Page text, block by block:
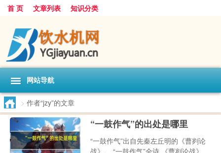
首 页 文章列表 知识分类
网站导航
> 作者“jzy”的文章
“一鼓作气”的出处是哪里
“一鼓作气”出自先秦左丘明的《曹刿论